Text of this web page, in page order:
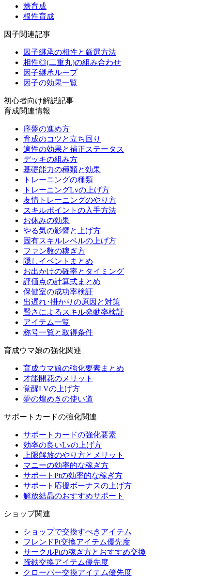
蓋育成
根性育成
因子関連記事
因子継承の相性と厳選方法
相性◎(二重丸)の組み合わせ
因子継承ループ
因子の効果一覧
初心者向け解説記事
育成関連情報
序盤の進め方
育成のコツと立ち回り
適性の効果と補正ステータス
デッキの組み方
基礎能力の種類と効果
トレーニングの種類
トレーニングLvの上げ方
友情トレーニングのやり方
スキルポイントの入手方法
お休みの効果
やる気の影響と上げ方
固有スキルレベルの上げ方
ファン数の稼ぎ方
隠しイベントまとめ
お出かけの確率とタイミング
評価点の計算式まとめ
保健室の成功率検証
出遅れ･掛かりの原因と対策
賢さによるスキル発動率検証
アイテム一覧
称号一覧と取得条件
育成ウマ娘の強化関連
育成ウマ娘の強化要素まとめ
才能開花のメリット
覚醒LVの上げ方
夢の煌めきの使い道
サポートカードの強化関連
サポートカードの強化要素
効率の良いLvの上げ方
上限解放のやり方とメリット
マニーの効率的な稼ぎ方
サポートPtの効率的な稼ぎ方
サポート応援ボーナスの上げ方
解放結晶のおすすめサポート
ショップ関連
ショップで交換すべきアイテム
フレンドPt交換アイテム優先度
サークルPtの稼ぎ方とおすすめ交換
蹄鉄交換アイテム優先度
クローバー交換アイテム優先度